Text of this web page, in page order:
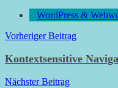
WordPress &
Beitragsnavigation
Vorheriger Beitrag
Kontextsensitive
Nächster Beitrag